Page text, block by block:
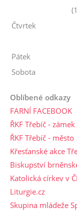
Čtvrtek
Pátek
Sobota
Oblíbené odkazy
FARNÍ FACEBOOK
ŘKF Třebíč - zámek
ŘKF Třebíč - město
Křesťanské akce
Biskupství
Katolická církev v
Liturgie.cz
Skupina mládeže